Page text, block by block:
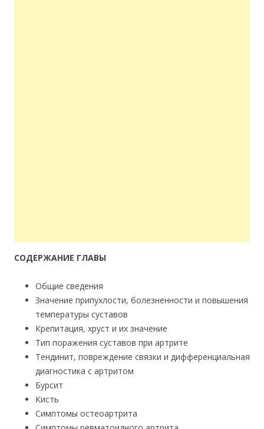
СОДЕРЖАНИЕ ГЛАВЫ
Общие сведения
Значение припухлости, болезненности и повышения
температуры суставов
Крепитация, хруст и их значение
Тип поражения суставов при артрите
Тендинит, повреждение связки и дифференциальная
диагностика с артритом
Бурсит
Кисть
Симптомы остеоартрита